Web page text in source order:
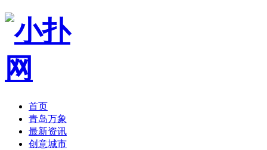
首页
青岛万象
最新资讯
创意城市